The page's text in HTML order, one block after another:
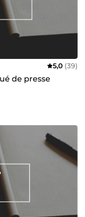
5,0 (39)
de presse